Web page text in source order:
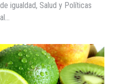
igualdad, Salud y Políticas